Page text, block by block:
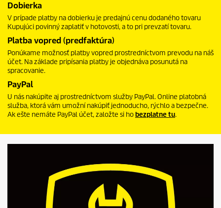
Dobierka
V prípade platby na dobierku je predajnú cenu dodaného tovaru
Kupujúci povinný zaplatiť v hotovosti, a to pri prevzatí tovaru.
Platba vopred (predfaktúra)
Ponúkame možnosť platby vopred prostredníctvom prevodu na náš
účet. Na základe pripísania platby je objednáva posunutá na
spracovanie.
PayPal
U nás nakúpite aj prostredníctvom služby PayPal. Online platobná
služba, ktorá vám umožní nakúpiť jednoducho, rýchlo a bezpečne.
Ak ešte nemáte PayPal účet, založte si hobezplatne tu.